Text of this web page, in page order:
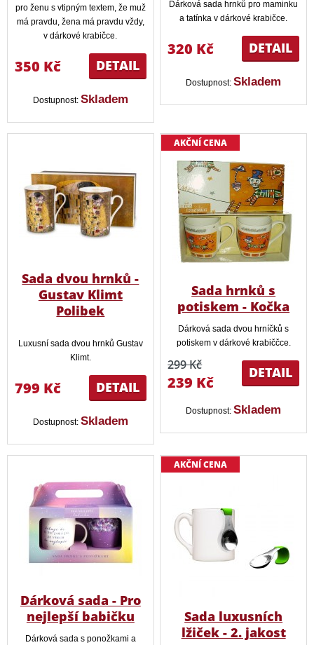
pro ženu s vtipným textem, že muž
má pravdu, žena má pravdu vždy,
v dárkové krabičce.
DETAIL
350 Kč
Dostupnost: Skladem
Dárková sada hrnků pro maminku
a tatínka v dárkové krabičce.
DETAIL
320 Kč
Dostupnost:Skladem
Sada dvou hrnků -
Gustav Klimt
Polibek
Luxusní sada dvou hrnků Gustav
Klimt.
DETAIL
799 Kč
Dostupnost: Skladem
AKČNÍ CENA
Sada hrnků s
potiskem - Kočka
Dárková sada dvou hrníčků s
potiskem v dárkové krabiččce.
DETAIL
299 Kč
239 Kč
Dostupnost:Skladem
Dárková sada - Pro
nejlepší babičku
Dárková sada s ponožkami a
AKČNÍ CENA
Sada luxusních
lžiček - 2. jakost